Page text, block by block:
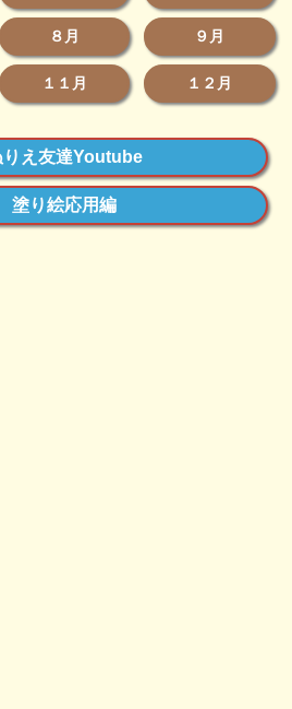
８月 ９月
１１月 １２月
りえ友達Youtube
塗り絵応用編